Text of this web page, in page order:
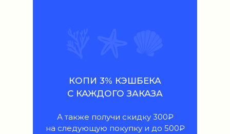
КОПИ 3% КЭШБЕКА
С КАЖДОГО ЗАКАЗА
А также получи скидку 300₽
на следующую покупку и до 500₽